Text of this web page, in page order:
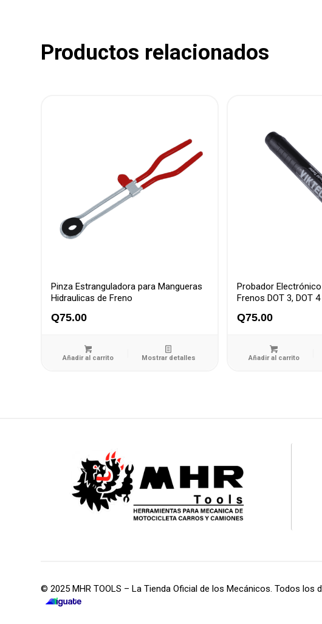
Productos relacionados
Pinza Estranguladora para Mangueras
Hidraulicas de Freno
Q75.00
Añadir al carrito Mostrar detalles
Probador
Frenos DOT 3, DOT 4
Q75.00
Añadir al carrito
© 2025 MHR TOOLS – La Tienda Oficial de los Mecánicos. Todos los
iGuate.com